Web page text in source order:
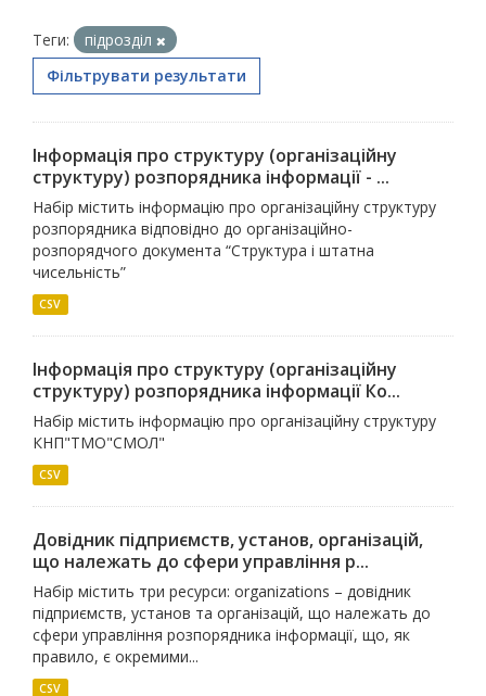
Теги:
підрозділ
Фільтрувати результати
Інформація про структуру (організаційну
структуру) розпорядника інформації - ...
Набір містить інформацію про організаційну структуру
розпорядника відповідно до організаційно-
розпорядчого документа “Структура і штатна
чисельність”
CSV
Інформація про структуру (організаційну
структуру) розпорядника інформації Ко...
Набір містить інформацію про організаційну структуру
КНП"ТМО"СМОЛ"
CSV
Довідник підприємств, установ, організацій,
що належать до сфери управління р...
Набір містить три ресурси: organizations – довідник
підприємств, установ та організацій, що належать до
сфери управління розпорядника інформації, що, як
правило, є окремими...
CSV